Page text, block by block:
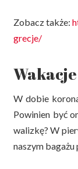
Zobacz także:
grecje/
Wakacje
W dobie
Powinien być
walizkę? W
naszym bagażu